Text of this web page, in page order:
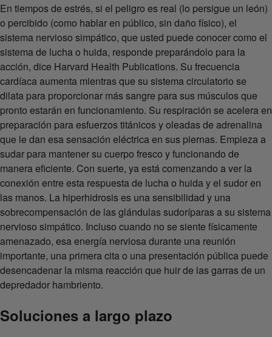
En tiempos de estrés, si el peligro es real (lo persigue un león)
o percibido (como hablar en público, sin daño físico), el
sistema nervioso simpático, que usted puede conocer como el
sistema de lucha o huida, responde preparándolo para la
acción, dice Harvard Health Publications. Su frecuencia
cardíaca aumenta mientras que su sistema circulatorio se
dilata para proporcionar más sangre para sus músculos que
pronto estarán en funcionamiento. Su respiración se acelera en
preparación para esfuerzos titánicos y oleadas de adrenalina
que le dan esa sensación eléctrica en sus piernas. Empieza a
sudar para mantener su cuerpo fresco y funcionando de
manera eficiente. Con suerte, ya está comenzando a ver la
conexión entre esta respuesta de lucha o huida y el sudor en
las manos. La hiperhidrosis es una sensibilidad y una
sobrecompensación de las glándulas sudoríparas a su sistema
nervioso simpático. Incluso cuando no se siente físicamente
amenazado, esa energía nerviosa durante una reunión
importante, una primera cita o una presentación pública puede
desencadenar la misma reacción que huir de las garras de un
depredador hambriento.
Soluciones a largo plazo